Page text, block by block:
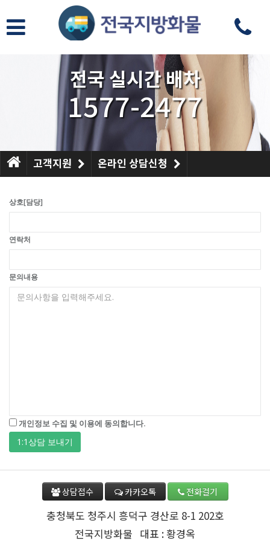
전국 실시간 배차
1577-2477
고객지원 온라인 상담신청
상담접수 카카오톡 전화걸기
충청북도 청주시 흥덕구 경산로 8-1 202호
전국지방화물 대표 : 황경옥